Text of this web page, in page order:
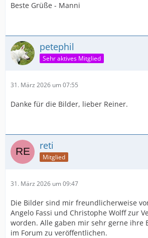
Beste Grüße - Manni
petephil
Sehr aktives Mitglied
31. März 2026 um 07:55
Danke für die Bilder, lieber Reiner.
reti
Mitglied
31. März 2026 um 09:47
Die Bilder sind mir freundlicherweise
Angelo Fassi und Christophe Wolff zur
worden. Alle gaben mir sehr gerne ihre
im Forum zu veröffentlichen.